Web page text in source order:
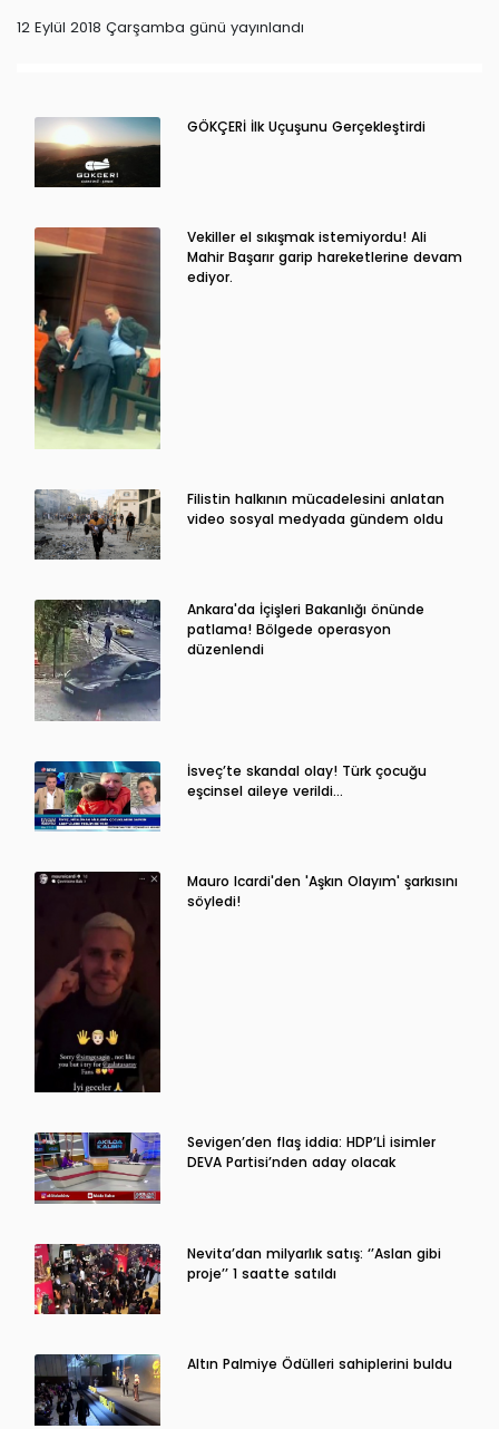
12 Eylül 2018 Çarşamba günü yayınlandı
GÖKÇERİ İlk Uçuşunu Gerçekleştirdi
Vekiller el sıkışmak istemiyordu! Ali
Mahir Başarır garip hareketlerine devam
ediyor.
Filistin halkının mücadelesini anlatan
video sosyal medyada gündem oldu
Ankara'da İçişleri Bakanlığı önünde
patlama! Bölgede operasyon
düzenlendi
İsveç’te skandal olay! Türk çocuğu
eşcinsel aileye verildi…
Mauro Icardi'den 'Aşkın Olayım' şarkısını
söyledi!
Sevigen’den flaş iddia: HDP’Lİ isimler
DEVA Partisi’nden aday olacak
Nevita’dan milyarlık satış: ‘’Aslan gibi
proje’’ 1 saatte satıldı
Altın Palmiye Ödülleri sahiplerini buldu